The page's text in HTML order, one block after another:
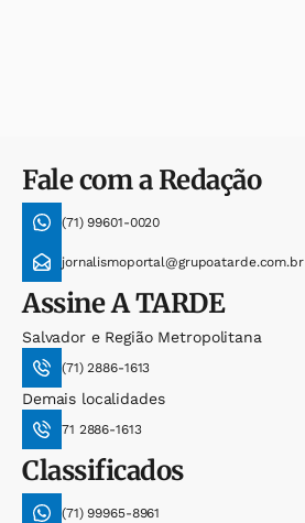
Fale com a Redação
(71) 99601-0020
jornalismoportal@grupoatarde.com.br
AssineA TARDE
Salvador e Região Metropolitana
(71) 2886-1613
Demais localidades
71 2886-1613
Classificados
(71) 99965-8961